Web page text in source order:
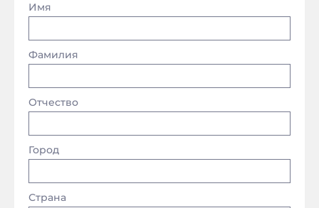
Имя
Фамилия
Отчество
Страна
Город